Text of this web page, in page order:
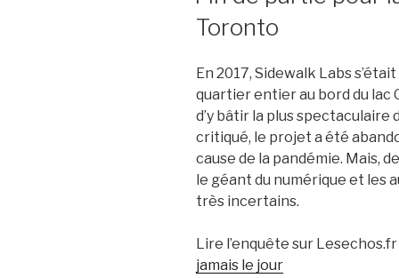
Toronto
En 2017, Sidewalk Labs
quartier entier au bord du lac
d’y bâtir la plus spectaculaire
critiqué, le projet a été
cause de la pandémie. Mais,
le géant du numérique et les
très incertains.
Lire l’enquête sur Lesechos.fr
jamais le jour